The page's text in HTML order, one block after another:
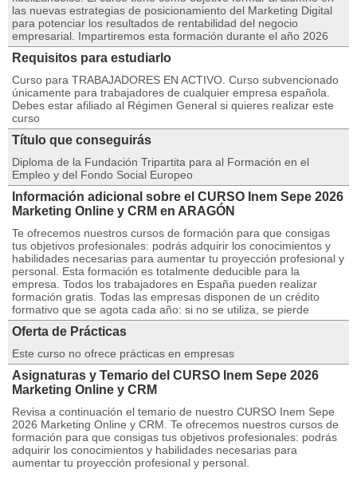
las nuevas estrategias de posicionamiento del Marketing Digital
para potenciar los resultados de rentabilidad del negocio
empresarial. Impartiremos esta formación durante el año 2026
Requisitos para estudiarlo
Curso para TRABAJADORES EN ACTIVO. Curso subvencionado
únicamente para trabajadores de cualquier empresa española.
Debes estar afiliado al Régimen General si quieres realizar este
curso
Título que conseguirás
Diploma de la Fundación Tripartita para al Formación en el
Empleo y del Fondo Social Europeo
Información adicional sobre el CURSO Inem Sepe 2026
Marketing Online y CRM en ARAGÓN
Te ofrecemos nuestros cursos de formación para que consigas
tus objetivos profesionales: podrás adquirir los conocimientos y
habilidades necesarias para aumentar tu proyección profesional y
personal. Esta formación es totalmente deducible para la
empresa. Todos los trabajadores en España pueden realizar
formación gratis. Todas las empresas disponen de un crédito
formativo que se agota cada año: si no se utiliza, se pierde
Oferta de Prácticas
Este curso no ofrece prácticas en empresas
Asignaturas y Temario del CURSO Inem Sepe 2026
Marketing Online y CRM
Revisa a continuación el temario de nuestro CURSO Inem Sepe
2026 Marketing Online y CRM. Te ofrecemos nuestros cursos de
formación para que consigas tus objetivos profesionales: podrás
adquirir los conocimientos y habilidades necesarias para
aumentar tu proyección profesional y personal.